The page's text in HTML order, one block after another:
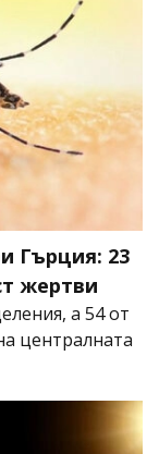
Гърция: 23
жертви
а 54 от
централната